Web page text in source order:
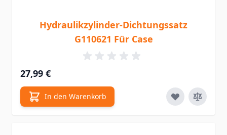
Hydraulikzylinder-Dichtungssatz
G110621 Für Case
27,99 €
In den Warenkorb